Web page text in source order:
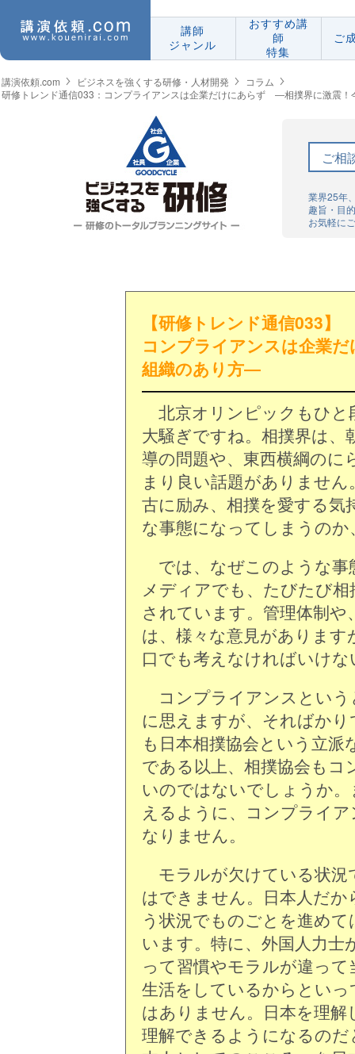
講師
ジャンル
おすすめ講
師
特集
ご
講演依頼.com ビジネスを強くする研修・人材開発
コラム
研修トレンド通信033：コンプライアンスは企業だけにあらず ―相撲界に激震
ご相
業界25年
趣旨・目
お気軽に
【研修トレンド通信033】
コンプライアンスは企業
組織のあり方―
北京オリンピックもひと
大騒ぎですね。相撲界は、
導の問題や、東西横綱のに
まり良い話題がありませ
古に励み、相撲を愛する
な事態になってしまうの
では、なぜこのような事
メディアでも、たびたび
されています。管理体制
は、様々な意見がありま
口でも考えなければいけ
コンプライアンスという
に思えますが、そればか
も日本相撲協会という立
である以上、相撲協会も
いのではないでしょうか
えるように、コンプライ
なりません。
モラルが欠けている状況
はできません。日本人だ
う状況でものごとを進め
います。特に、外国人力
って習慣やモラルが違っ
生活をしているからとい
はありません。日本を理
理解できるようになるの